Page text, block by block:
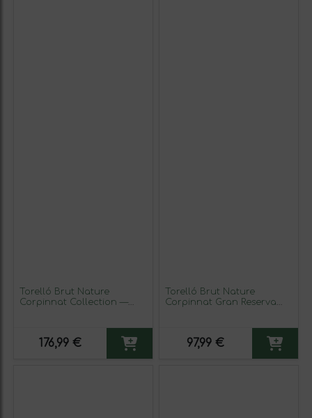
Torelló Brut Nature
Corpinnat Collection —
176,99 €
Torelló Brut Nature
Corpinnat Gran Reserva
97,99 €